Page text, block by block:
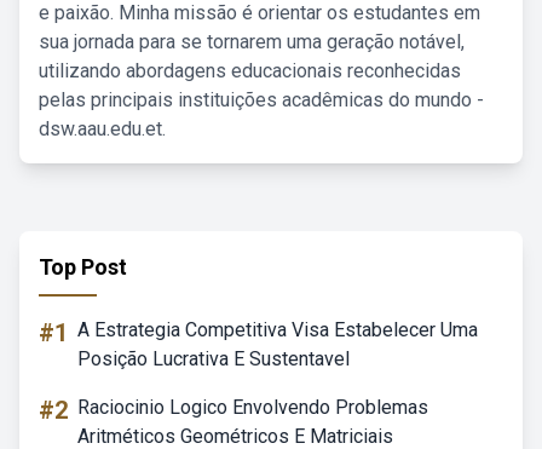
e paixão. Minha missão é orientar os estudantes em
sua jornada para se tornarem uma geração notável,
utilizando abordagens educacionais reconhecidas
pelas principais instituições acadêmicas do mundo -
dsw.aau.edu.et.
Top Post
#1 A Estrategia Competitiva Visa Estabelecer Uma
Posição Lucrativa E Sustentavel
#2 Raciocinio Logico Envolvendo Problemas
Aritméticos Geométricos E Matriciais